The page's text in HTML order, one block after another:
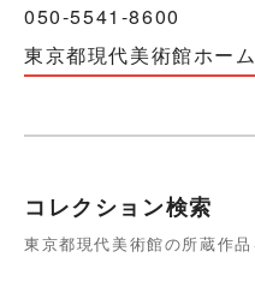
050-5541-8600
東京都現代美術館ホー
コレクション検索
東京都現代美術館の所蔵作